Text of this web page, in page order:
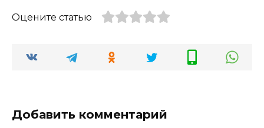
Оцените статью
Добавить комментарий